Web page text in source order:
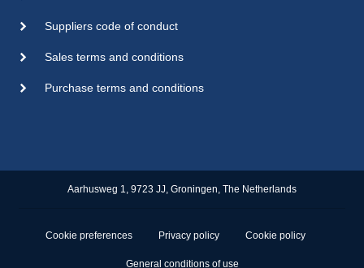
Suppliers code of conduct
Sales terms and conditions
Purchase terms and conditions
Aarhusweg 1, 9723 JJ, Groningen, The Netherlands
Cookie preferences Privacy policy Cookie policy
General conditions of use